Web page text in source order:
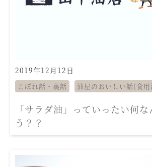
2019年12月12日
こぼれ話・裏話 油屋のおいしい話(食
「サラダ油」っていったい何な
う？？